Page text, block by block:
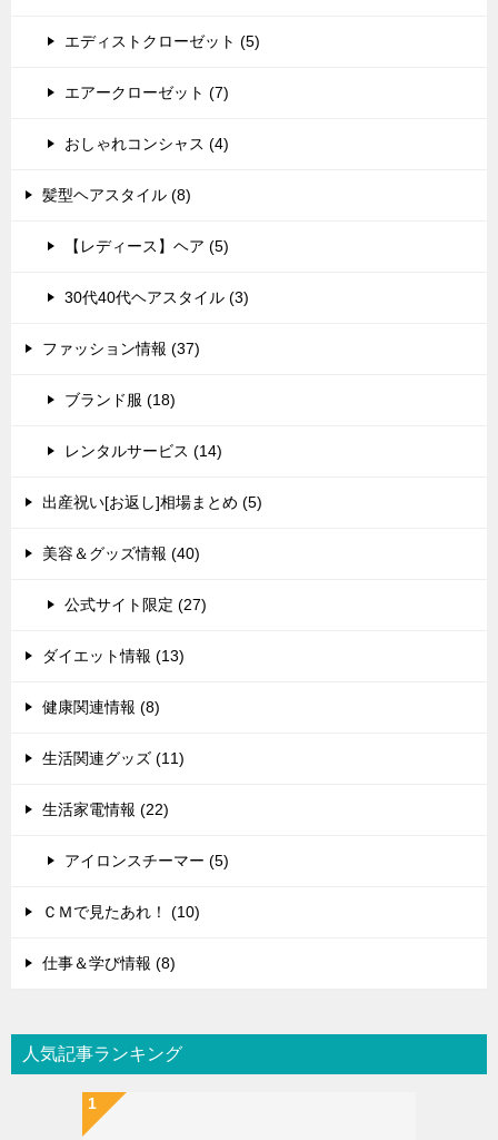
エディストクローゼット (5)
エアークローゼット (7)
おしゃれコンシャス (4)
髪型ヘアスタイル (8)
【レディース】ヘア (5)
30代40代ヘアスタイル (3)
ファッション情報 (37)
ブランド服 (18)
レンタルサービス (14)
出産祝い[お返し]相場まとめ (5)
美容＆グッズ情報 (40)
公式サイト限定 (27)
ダイエット情報 (13)
健康関連情報 (8)
生活関連グッズ (11)
生活家電情報 (22)
アイロンスチーマー (5)
ＣＭで見たあれ！ (10)
仕事＆学び情報 (8)
人気記事ランキング